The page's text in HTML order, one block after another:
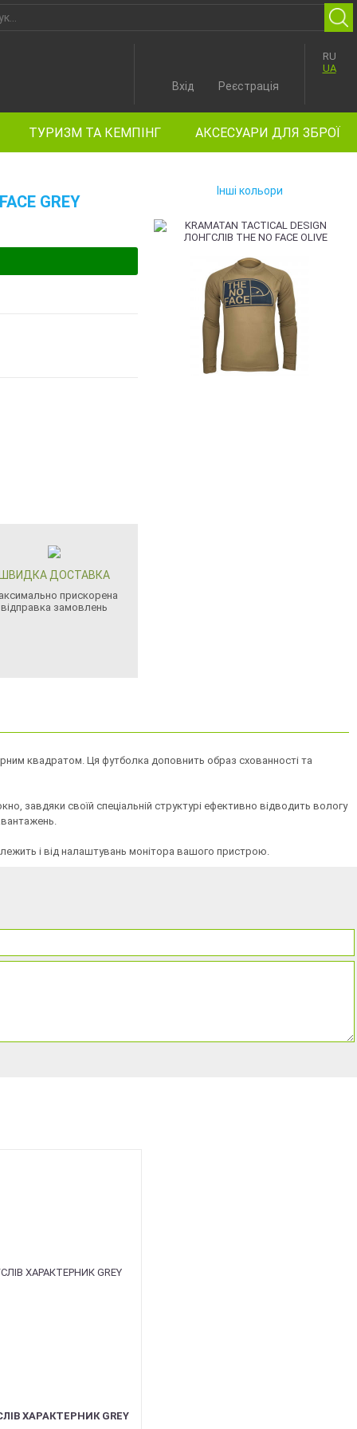
RU
UA
Вхід Реєстрація
ТУРИЗМ ТА КЕМПІНГ АКСЕСУАРИ ДЛЯ ЗБРОЇ
GREY
ДОСТАВКА
прискорена
відправка замовлень
Інші кольори
квадратом. Ця футболка доповнить образ сxованності та
завдяки своїй спеціальній структурі ефективно відводить вологу
і від налаштувань монітора вашого пристрою.
ХАРАКТЕРНИК GREY